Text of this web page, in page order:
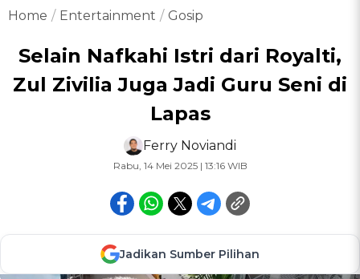
Home Entertainment Gosip
Selain Nafkahi Istri dari Royalti,
Zul Zivilia Juga Jadi Guru Seni di
Lapas
Ferry Noviandi
Rabu, 14 Mei 2025 | 13:16 WIB
Jadikan Sumber Pilihan